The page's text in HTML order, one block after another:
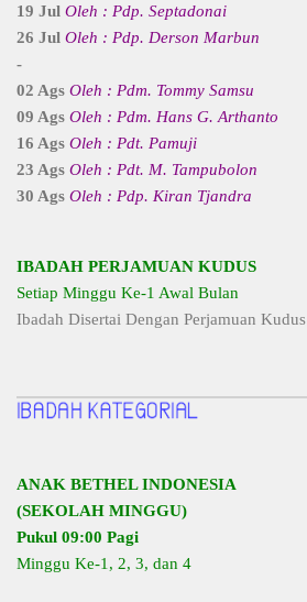
19 Jul Oleh : Pdp. Septadonai
26 Jul Oleh : Pdp. Derson Marbun
-
02 Ags Oleh : Pdm. Tommy Samsu
09 Ags Oleh : Pdm. Hans G. Arthanto
16 Ags Oleh : Pdt. Pamuji
23 Ags Oleh : Pdt. M. Tampubolon
30 Ags Oleh : Pdp. Kiran Tjandra
IBADAH PERJAMUAN KUDUS
Setiap Minggu Ke-1 Awal Bulan
Ibadah Disertai Dengan Perjamuan Kudus
ANAK BETHEL INDONESIA
(SEKOLAH MINGGU)
Pukul 09:00 Pagi
Minggu Ke-1, 2, 3, dan 4